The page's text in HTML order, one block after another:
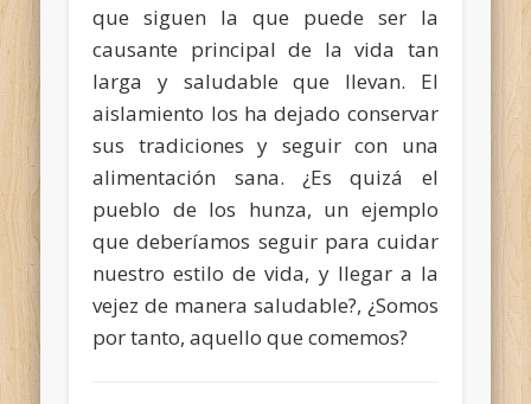
que siguen la que puede ser la
causante principal de la vida tan
larga y saludable que llevan. El
aislamiento los ha dejado conservar
sus tradiciones y seguir con una
alimentación sana. ¿Es quizá el
pueblo de los hunza, un ejemplo
que deberíamos seguir para cuidar
nuestro estilo de vida, y llegar a la
vejez de manera saludable?, ¿Somos
por tanto, aquello que comemos?